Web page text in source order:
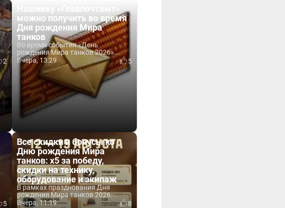
2
Нашивку «Главпочтамт»
можно получить во время
Дня рождения Мира
танков
Во время события «День
рождения Мира танков 2026»...
Вчера, 13:29
5
5
Все скидки и бонусы ко
Дню рождения Мира
танков: x5 за победу,
скидки на технику,
оборудование и экипаж
В рамках празднования Дня
рождения Мира танков 2026...
Вчера, 11:19
8